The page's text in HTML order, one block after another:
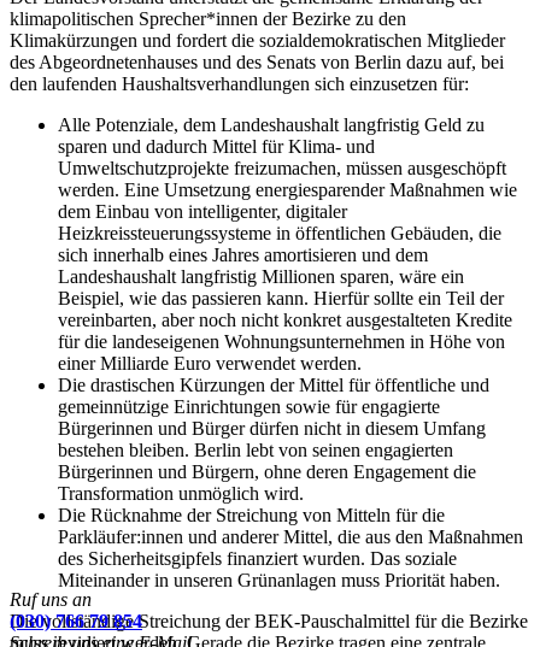
klimapolitischen Sprecher*innen der Bezirke zu den
Klimakürzungen und fordert die sozialdemokratischen Mitglieder
des Abgeordnetenhauses und des Senats von Berlin dazu auf, bei
den laufenden Haushaltsverhandlungen sich einzusetzen für:
Alle Potenziale, dem Landeshaushalt langfristig Geld zu
sparen und dadurch Mittel für Klima- und
Umweltschutzprojekte freizumachen, müssen ausgeschöpft
werden. Eine Umsetzung energiesparender Maßnahmen wie
dem Einbau von intelligenter, digitaler
Heizkreissteuerungssysteme in öffentlichen Gebäuden, die
sich innerhalb eines Jahres amortisieren und dem
Landeshaushalt langfristig Millionen sparen, wäre ein
Beispiel, wie das passieren kann. Hierfür sollte ein Teil der
vereinbarten, aber noch nicht konkret ausgestalteten Kredite
für die landeseigenen Wohnungsunternehmen in Höhe von
einer Milliarde Euro verwendet werden.
Die drastischen Kürzungen der Mittel für öffentliche und
gemeinnützige Einrichtungen sowie für engagierte
Bürgerinnen und Bürger dürfen nicht in diesem Umfang
bestehen bleiben. Berlin lebt von seinen engagierten
Bürgerinnen und Bürgern, ohne deren Engagement die
Transformation unmöglich wird.
Die Rücknahme der Streichung von Mitteln für die
Parkläufer:innen und anderer Mittel, die aus den Maßnahmen
des Sicherheitsgipfels finanziert wurden. Das soziale
Miteinander in unseren Grünanlagen muss Priorität haben.
Die vollständige Streichung der BEK-Pauschalmittel für die Bezirke
muss revidiert werden. Gerade die Bezirke tragen eine zentrale
Ruf uns an
(030) 766 79 854
Schreib uns eine E-Mail